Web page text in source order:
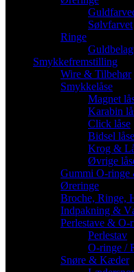
Sølvfarvet
Ringe
Smykkefremstilling
Wire & Tilbehør
Smykkelåse
Magnet
Karabin
Click låse
Bidsel låse
Krog &
Øvrige
Gummi O-ringe
Øreringe
Broche, Ringe,
Indpakning &
Perlestave & O-
Perlestav
O-ringe /
Snøre & Kæder